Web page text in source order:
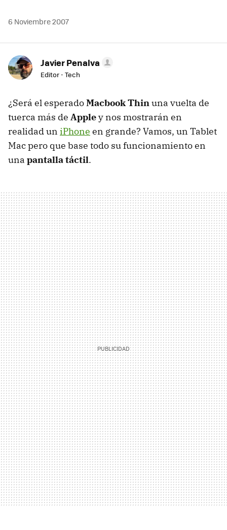
6 Noviembre 2007
Javier Penalva
Editor - Tech
¿Será el esperadoMacbook Thinuna vuelta de
tuerca más de Appley nos mostrarán en
realidad un iPhone en grande? Vamos, un Tablet
Mac pero que base todo su funcionamiento en
una pantalla táctil.